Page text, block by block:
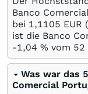
Banco
bei 1,1105 EUR
ist die Banco
-1,04 % vom
Was war das
Comercial